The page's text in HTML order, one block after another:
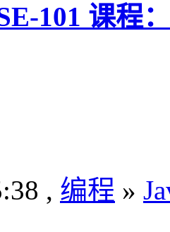
101 课程
, 编程 »